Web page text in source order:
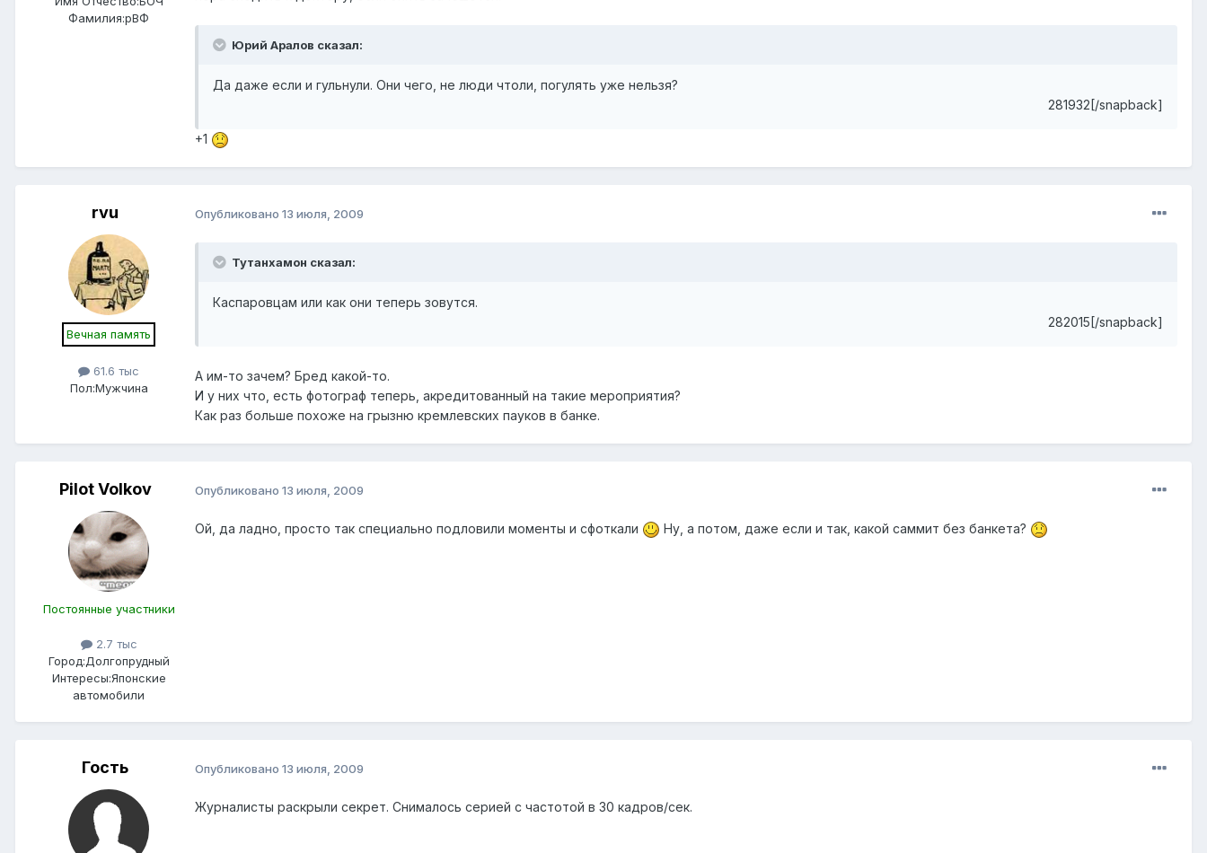
Фамилия:рВФ
Юрий Аралов сказал:
Да даже если и гульнули. Они чего, не люди чтоли, погулять уже нельзя?
281932[/snapback]
+1
rvu
Вечная память
61.6 тыс
Пол:Мужчина
Опубликовано 13 июля, 2009
Тутанхамон сказал:
Каспаровцам или как они теперь зовутся.
282015[/snapback]
А им-то зачем? Бред какой-то.
И у них что, есть фотограф теперь, акредитованный на такие мероприятия?
Как раз больше похоже на грызню кремлевских пауков в банке.
Pilot Volkov
Постоянные участники
2.7 тыс
Город:Долгопрудный
Интересы:Японские
автомобили
Опубликовано 13 июля, 2009
Ой, да ладно, просто так специально подловили моменты и сфоткали Ну, а потом, даже если и так, какой саммит без банкета?
Гость Опубликовано 13 июля, 2009
Журналисты раскрыли секрет. Снималось серией с частотой в 30 кадров/сек.